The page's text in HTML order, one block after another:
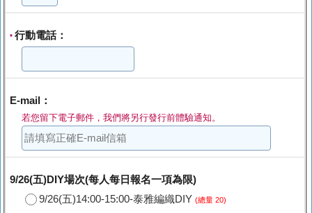
* 行動電話：
E-mail：
若您留下電子郵件，我們將另行發行前體驗通知。
9/26(五)DIY場次(每人每日報名一項為限)
9/26(五)14:00-15:00-泰雅編織DIY (總量 20)